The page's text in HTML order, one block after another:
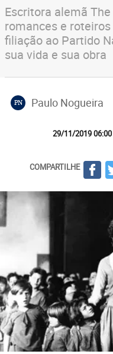
Escritora alemã
romances e
filiação ao Partido
sua vida e sua obra
PN Paulo Nogueira
29/11/2019 06:00
COMPARTILHE